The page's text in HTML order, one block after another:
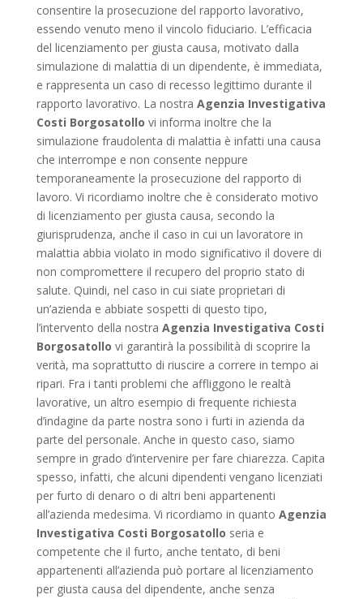
consentire la prosecuzione del rapporto lavorativo,
essendo venuto meno il vincolo fiduciario. L’efficacia
del licenziamento per giusta causa, motivato dalla
simulazione di malattia di un dipendente, è immediata,
e rappresenta un caso di recesso legittimo durante il
rapporto lavorativo. La nostra Agenzia Investigativa
Costi Borgosatollo vi informa inoltre che la
simulazione fraudolenta di malattia è infatti una causa
che interrompe e non consente neppure
temporaneamente la prosecuzione del rapporto di
lavoro. Vi ricordiamo inoltre che è considerato motivo
di licenziamento per giusta causa, secondo la
giurisprudenza, anche il caso in cui un lavoratore in
malattia abbia violato in modo significativo il dovere di
non compromettere il recupero del proprio stato di
salute. Quindi, nel caso in cui siate proprietari di
un’azienda e abbiate sospetti di questo tipo,
l’intervento della nostra Agenzia Investigativa Costi
Borgosatollo vi garantirà la possibilità di scoprire la
verità, ma soprattutto di riuscire a correre in tempo ai
ripari. Fra i tanti problemi che affliggono le realtà
lavorative, un altro esempio di frequente richiesta
d’indagine da parte nostra sono i furti in azienda da
parte del personale. Anche in questo caso, siamo
sempre in grado d’intervenire per fare chiarezza. Capita
spesso, infatti, che alcuni dipendenti vengano licenziati
per furto di denaro o di altri beni appartenenti
all’azienda medesima. Vi ricordiamo in quanto Agenzia
Investigativa Costi Borgosatollo seria e
competente che il furto, anche tentato, di beni
appartenenti all’azienda può portare al licenziamento
per giusta causa del dipendente, anche senza